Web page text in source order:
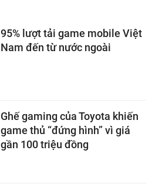
95% lượt tải game mobile Việt
Nam đến từ nước ngoài
Ghế gaming của Toyota khiến
game thủ “đứng hình” vì giá
gần 100 triệu đồng